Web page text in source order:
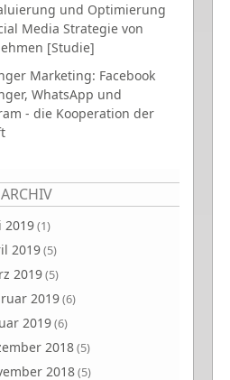
und Optimierung
Media Strategie von
[Studie]
Marketing: Facebook
WhatsApp und
- die Kooperation der
2019(1)
2019(5)
2019(5)
2019(6)
2019(6)
2018(5)
2018(5)